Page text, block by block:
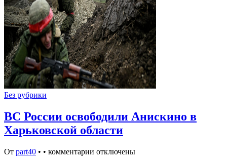
Без рубрики
ВС России освободили Анискино в
Харьковской области
От part40 • • комментарии отключены